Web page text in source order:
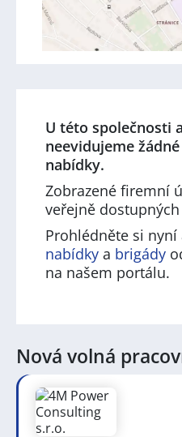
U této společnosti
neevidujeme
nabídky.
Zobrazené firemní
veřejně
Prohlédněte si
nabídky a brigády
na našem portálu.
Nová volná